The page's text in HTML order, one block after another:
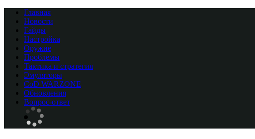
Главная
Новости
Гайды
Настройка
Оружие
Проблемы
Тактика и стратегия
Эмуляторы
CоD WARZONE
Обновления
Вопрос-ответ